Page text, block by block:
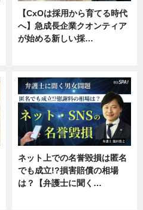
【CxOは採用から育てる時代
へ】急成長企業クオンティア
が始める新しい採…
ネット上での名誉毀損は匿名
でも成立!?損害賠償の相場
は？【弁護士に聞く…